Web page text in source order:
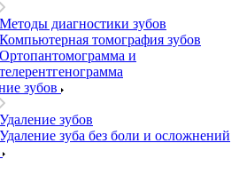
Методы диагностики зубов
Компьютерная томография зубов
Ортопантомограмма и
телерентгенограмма
зубов
Удаление зубов
Удаление зуба без боли и осложнений